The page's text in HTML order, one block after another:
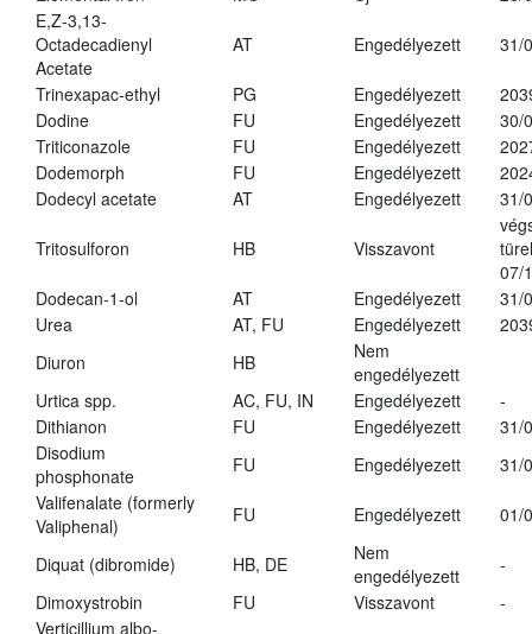
E,Z-3,13-
Octadecadienyl
Acetate
AT Engedélyezett 31/
Trinexapac-ethyl PG Engedélyezett
Dodine
FU Engedélyezett
30/
Triticonazole
FU Engedélyezett
Dodemorph
FU Engedélyezett
Dodecyl acetate
AT Engedélyezett 31/
Tritosulforon HB Visszavont
07/
Dodecan-1-ol
AT Engedélyezett
31/
Urea
AT, FU Engedélyezett
Diuron
HB
Nem
engedélyezett
Urtica spp.
AC, FU, IN Engedélyezett
-
Dithianon
FU Engedélyezett
31/
Disodium
phosphonate
FU Engedélyezett
31/
Valifenalate (formerly
Valiphenal)
FU Engedélyezett 01/
Diquat (dibromide) HB, DE
Nem
engedélyezett
-
Dimoxystrobin
FU Visszavont
-
Verticillium albo-